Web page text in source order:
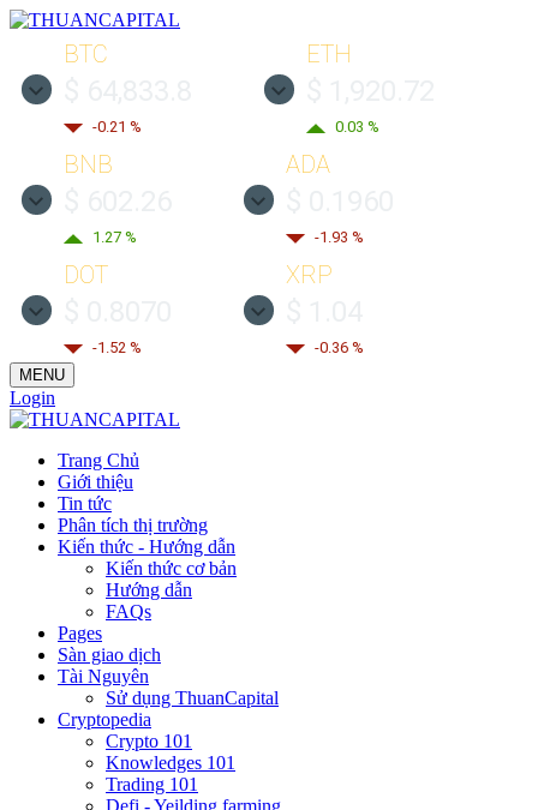
BTC
-0.21 %
ETH
0.03 %
BNB
1.27 %
ADA
-1.93 %
DOT
-1.52 %
XRP
-0.36 %
MENU
Login
Trang Chủ
Giới thiệu
Tin tức
Phân tích thị trường
Kiến thức - Hướng dẫn
Kiến thức cơ bản
Hướng dẫn
FAQs
Pages
Sàn giao dịch
Tài Nguyên
Sử dụng ThuanCapital
Cryptopedia
Crypto 101
Knowledges 101
Trading 101
Defi - Yeilding farming